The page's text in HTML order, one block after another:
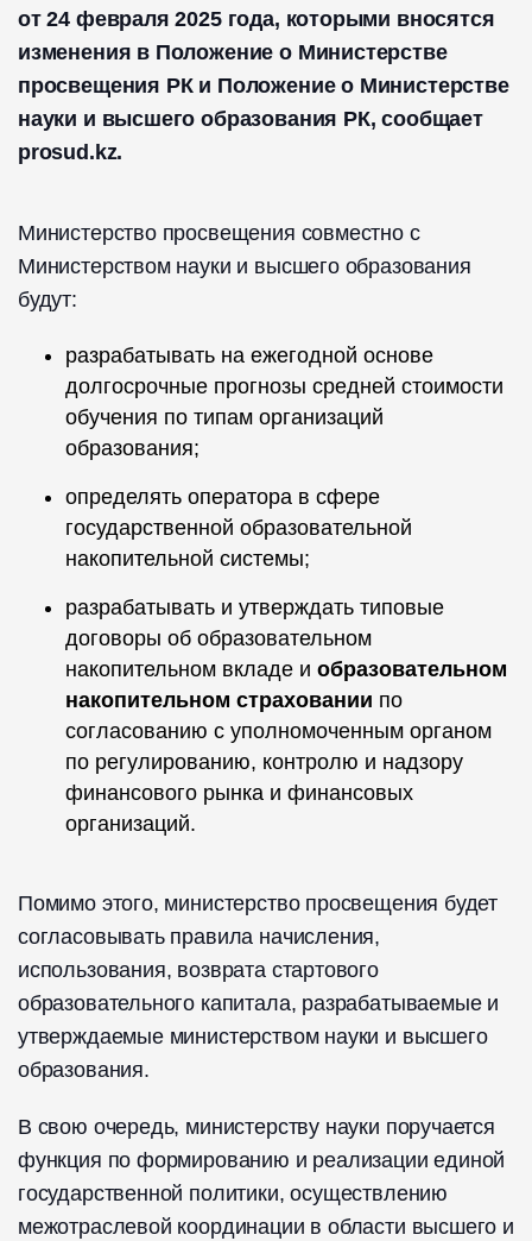
от 24 февраля 2025 года, которыми вносятся
изменения в Положение о Министерстве
просвещения РК и Положение о Министерстве
науки и высшего образования РК, сообщает
prosud.kz.
Министерство просвещения совместно с
Министерством науки и высшего образования
будут:
разрабатывать на ежегодной основе
долгосрочные прогнозы средней стоимости
обучения по типам организаций
образования;
определять оператора в сфере
государственной образовательной
накопительной системы;
разрабатывать и утверждать типовые
договоры об образовательном
накопительном вкладе и образовательном
накопительном страховании по
согласованию с уполномоченным органом
по регулированию, контролю и надзору
финансового рынка и финансовых
организаций.
Помимо этого, министерство просвещения будет
согласовывать правила начисления,
использования, возврата стартового
образовательного капитала, разрабатываемые и
утверждаемые министерством науки и высшего
образования.
В свою очередь, министерству науки поручается
функция по формированию и реализации единой
государственной политики, осуществлению
межотраслевой координации в области высшего и